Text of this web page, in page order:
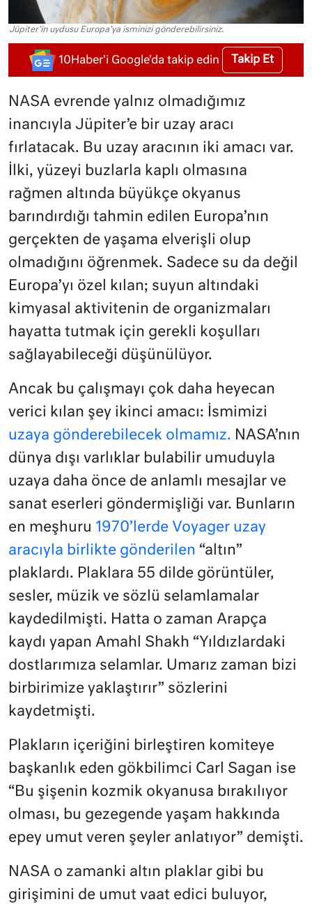
Jüpiter'in uydusu Europa'ya isminizi gönderebilirsiniz.
10Haber'i Google'da takip edin Takip Et
NASA evrende yalnız olmadığımız
inancıyla Jüpiter’e bir uzay aracı
fırlatacak. Bu uzay aracının iki amacı var.
İlki, yüzeyi buzlarla kaplı olmasına
rağmen altında büyükçe okyanus
barındırdığı tahmin edilen Europa’nın
gerçekten de yaşama elverişli olup
olmadığını öğrenmek. Sadece su da değil
Europa’yı özel kılan; suyun altındaki
kimyasal aktivitenin de organizmaları
hayatta tutmak için gerekli koşulları
sağlayabileceği düşünülüyor.
Ancak bu çalışmayı çok daha heyecan
verici kılan şey ikinci amacı: İsmimizi
uzaya gönderebilecek olmamız. NASA’nın
dünya dışı varlıklar bulabilir umuduyla
uzaya daha önce de anlamlı mesajlar ve
sanat eserleri göndermişliği var. Bunların
en meşhuru 1970’lerde Voyager uzay
aracıyla birlikte gönderilen “altın”
plaklardı. Plaklara 55 dilde görüntüler,
sesler, müzik ve sözlü selamlamalar
kaydedilmişti. Hatta o zaman Arapça
kaydı yapan Amahl Shakh “Yıldızlardaki
dostlarımıza selamlar. Umarız zaman bizi
birbirimize yaklaştırır” sözlerini
kaydetmişti.
Plakların içeriğini birleştiren komiteye
başkanlık eden gökbilimci Carl Sagan ise
“Bu şişenin kozmik okyanusa bırakılıyor
olması, bu gezegende yaşam hakkında
epey umut veren şeyler anlatıyor” demişti.
NASA o zamanki altın plaklar gibi bu
girişimini de umut vaat edici buluyor,